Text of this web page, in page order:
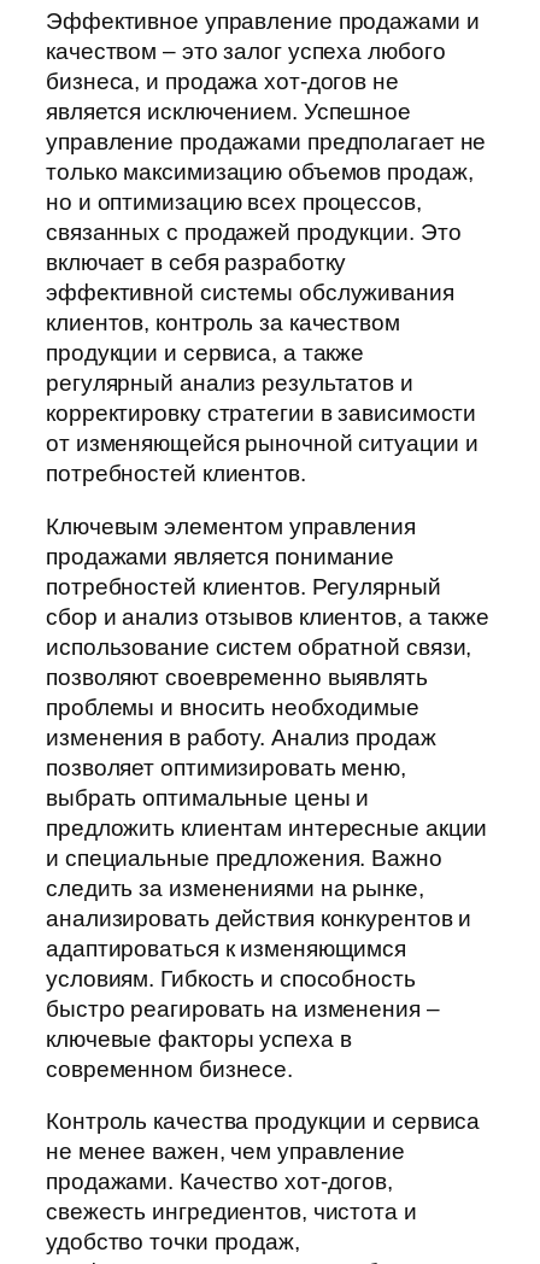
Эффективное управление продажами и
качеством – это залог успеха любого
бизнеса, и продажа хот-догов не
является исключением. Успешное
управление продажами предполагает не
только максимизацию объемов продаж,
но и оптимизацию всех процессов,
связанных с продажей продукции. Это
включает в себя разработку
эффективной системы обслуживания
клиентов, контроль за качеством
продукции и сервиса, а также
регулярный анализ результатов и
корректировку стратегии в зависимости
от изменяющейся рыночной ситуации и
потребностей клиентов.
Ключевым элементом управления
продажами является понимание
потребностей клиентов. Регулярный
сбор и анализ отзывов клиентов, а также
использование систем обратной связи,
позволяют своевременно выявлять
проблемы и вносить необходимые
изменения в работу. Анализ продаж
позволяет оптимизировать меню,
выбрать оптимальные цены и
предложить клиентам интересные акции
и специальные предложения. Важно
следить за изменениями на рынке,
анализировать действия конкурентов и
адаптироваться к изменяющимся
условиям. Гибкость и способность
быстро реагировать на изменения –
ключевые факторы успеха в
современном бизнесе.
Контроль качества продукции и сервиса
не менее важен, чем управление
продажами. Качество хот-догов,
свежесть ингредиентов, чистота и
удобство точки продаж,